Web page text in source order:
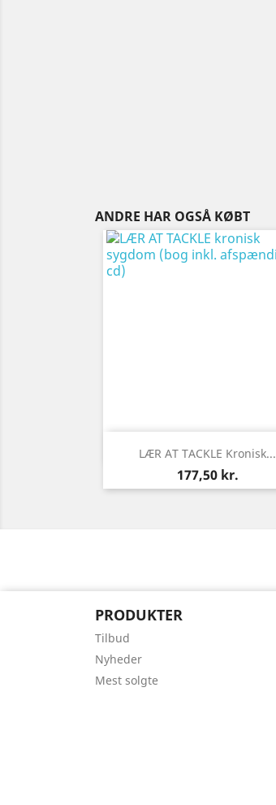
ANDRE HAR OGSÅ KØBT
LÆR AT TACKLE Kronisk...
Pris
177,50 kr.
Vis her
PRODUKTER
Tilbud
Nyheder
Mest solgte